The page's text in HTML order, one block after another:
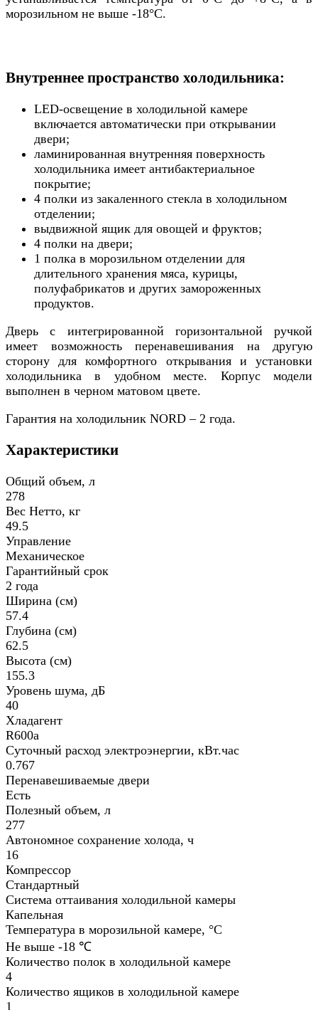
морозильном не выше -18°С.
Внутреннее пространство холодильника:
LED-освещение в холодильной камере
включается автоматически при открывании
двери;
ламинированная внутренняя поверхность
холодильника имеет антибактериальное
покрытие;
4 полки из закаленного стекла в холодильном
отделении;
выдвижной ящик для овощей и фруктов;
4 полки на двери;
1 полка в морозильном отделении для
длительного хранения мяса, курицы,
полуфабрикатов и других замороженных
продуктов.
Дверь с интегрированной горизонтальной ручкой
имеет возможность перенавешивания на другую
сторону для комфортного открывания и установки
холодильника в удобном месте. Корпус модели
выполнен в черном матовом цвете.
Гарантия на холодильник NORD – 2 года.
Характеристики
Общий объем, л
278
Вес Нетто, кг
49.5
Управление
Механическое
Гарантийный срок
2 года
Ширина (см)
57.4
Глубина (см)
62.5
Высота (см)
155.3
Уровень шума, дБ
40
Хладагент
R600a
Суточный расход электроэнергии, кВт.час
0.767
Перенавешиваемые двери
Есть
Полезный объем, л
277
Автономное сохранение холода, ч
16
Компрессор
Стандартный
Система оттаивания холодильной камеры
Капельная
Температура в морозильной камере, °С
Не выше -18 ℃
Количество полок в холодильной камере
4
Количество ящиков в холодильной камере
1